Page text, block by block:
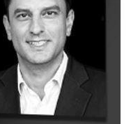
Lab Essentials
Filtration
Glassware